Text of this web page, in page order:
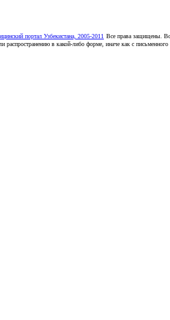
портал Узбекистана, 2005-2011 Все права защищены.
распространению в какой-либо форме, иначе как с